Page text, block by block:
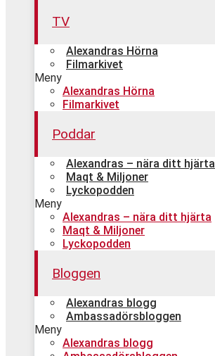
TV
Alexandras Hörna
Filmarkivet
Meny
Alexandras Hörna
Filmarkivet
Poddar
Alexandras – nära ditt hjärta
Maqt & Miljoner
Lyckopodden
Meny
Alexandras – nära ditt hjärta
Maqt & Miljoner
Lyckopodden
Bloggen
Alexandras blogg
Ambassadörsbloggen
Meny
Alexandras blogg